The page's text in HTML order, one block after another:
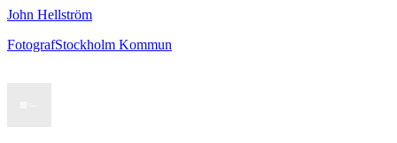
John Hellström
FotografStockholm Kommun